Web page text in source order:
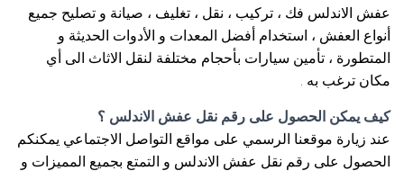
عفش الاندلس فك ، تركيب ، نقل ، تغليف ، صيانة و تصليح جميع
أنواع العفش ، استخدام أفضل المعدات و الأدوات الحديثة و
المتطورة ، تأمين سيارات بأحجام مختلفة لنقل الاثاث الى أي
مكان ترغب به .
كيف يمكن الحصول على رقم نقل عفش الاندلس ؟
عند زيارة موقعنا الرسمي على مواقع التواصل الاجتماعي يمكنكم
الحصول على رقم نقل عفش الاندلس و التمتع بجميع المميزات و